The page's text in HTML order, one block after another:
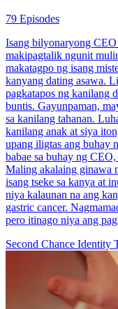
79 Episodes
Isang bilyonaryong CEO
makipagtalik ngunit
makatagpo ng isang
kanyang dating asawa.
pagkatapos ng kanilang
buntis. Gayunpaman,
sa kanilang tahanan.
kanilang anak at siya
upang iligtas ang buhay
babae sa buhay ng
Maling akalaing ginawa
isang tseke sa kanya at
niya kalaunan na ang
gastric cancer.
pero itinago niya ang
Second Chance Identity